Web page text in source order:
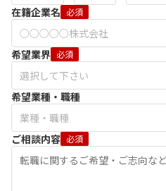
在籍企業名 必須
希望業界 必須
希望業種・職種
ご相談内容 必須